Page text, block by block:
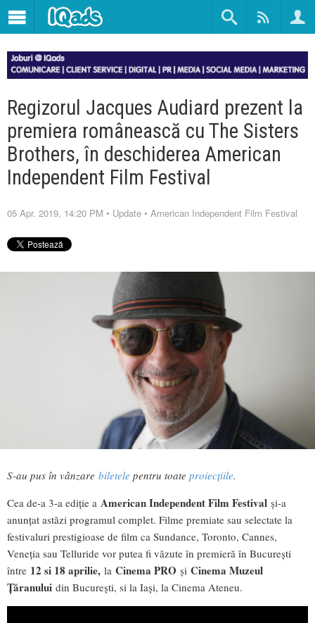
Regizorul Jacques Audiard prezent la
premiera românească cu The Sisters
Brothers, în deschiderea American
Independent Film Festival
05 Apr. 2019, 14:20 PM • Update • American Independent Film Festival
S-au pus în vânzare biletele pentru toate proiecțiile.
Cea de-a 3-a ediție a American Independent Film Festival și-a
anunțat astăzi programul complet. Filme premiate sau selectate la
festivaluri prestigioase de film ca Sundance, Toronto, Cannes,
Veneția sau Telluride vor putea fi văzute în premieră în București
între 12 si 18 aprilie, la Cinema PRO și Cinema Muzeul
Țăranului din București, si la Iași, la Cinema Ateneu.